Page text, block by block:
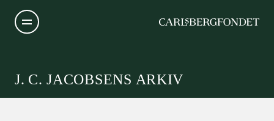
J. C. JACOBSENS ARKIV